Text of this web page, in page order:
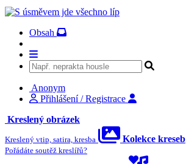
Obsah
Anonym
Přihlášení / Registrace
Kreslený obrázek
Kreslený vtip, satira, kresba Kolekce kreseb
Pořádáte soutěž kreslířů?